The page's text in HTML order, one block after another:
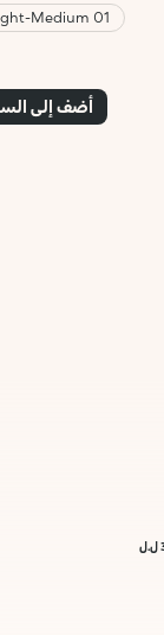
01 Light-Medium
أضف إلى